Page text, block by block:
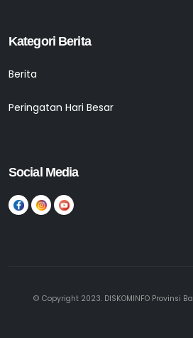
Kategori Berita
Berita
Peringatan Hari Besar
Social Media
© Copyright 2023. DISKOMINFO Provinsi